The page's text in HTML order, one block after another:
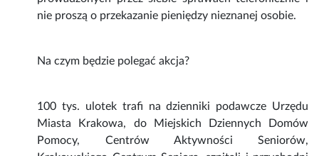
nie proszą o przekazanie pieniędzy nieznanej osobie.
Na czym będzie polegać akcja?
100 tys. ulotek trafi na dzienniki podawcze Urzędu
Miasta Krakowa, do Miejskich Dziennych Domów
Pomocy, Centrów Aktywności Seniorów,